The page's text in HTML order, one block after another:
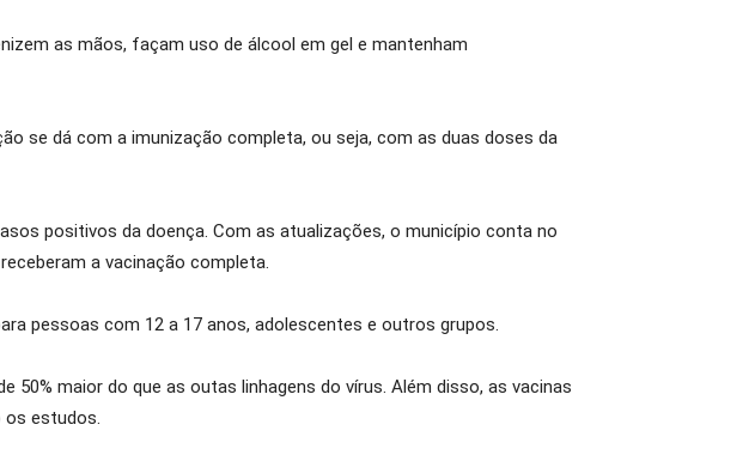
as mãos, façam uso de álcool em gel e mantenham
se dá com a imunização completa, ou seja, com as duas doses da
positivos da doença. Com as atualizações, o município conta no
a vacinação completa.
pessoas com 12 a 17 anos, adolescentes e outros grupos.
50% maior do que as outas linhagens do vírus. Além disso, as vacinas
os estudos.